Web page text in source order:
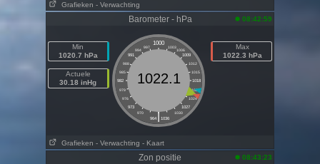
Grafieken - Verwachting
Barometer - hPa 08:42:59
Min
1020.7 hPa
Actuele
30.18 inHg
1000
997 1003
994
1006
991
1009
988
1012
985
1015
982
1018
979
1021
976
1024
973
1027
970
1030
|
964 1036
1022.1
Max
1022.3 hPa
Grafieken - Verwachting - Kaart
Zon positie 08:43:23